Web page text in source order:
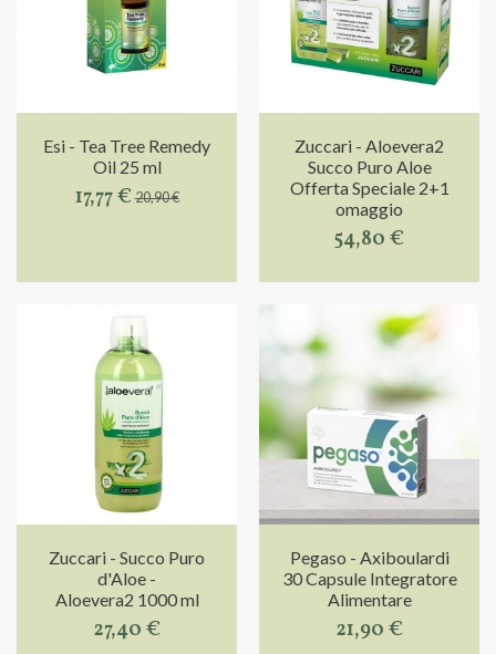
Esi - Tea Tree Remedy
Oil 25 ml
17,77 €20,90 €
Zuccari - Aloevera2
Succo Puro Aloe
Offerta Speciale 2+1
omaggio
54,80 €
Zuccari - Succo Puro
d'Aloe -
Aloevera2 1000 ml
27,40 €
Pegaso - Axiboulardi
30 Capsule Integratore
Alimentare
21,90 €